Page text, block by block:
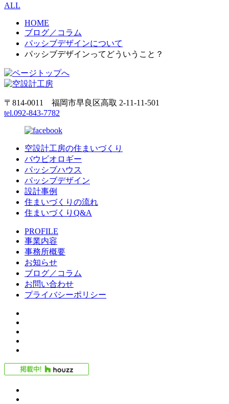
ALL
HOME
ブログ／コラム
パッシブデザインについて
パッシブデザインってどういうこと？
〒814-0011 福岡市早良区高取 2-11-11-501
tel.092-843-7782
空設計工房の住まいづくり
バウビオロギー
パッシブハウス
パッシブデザイン
設計事例
住まいづくりの流れ
住まいづくりQ&A
PROFILE
事業内容
事務所概要
お知らせ
ブログ／コラム
お問い合わせ
プライバシーポリシー